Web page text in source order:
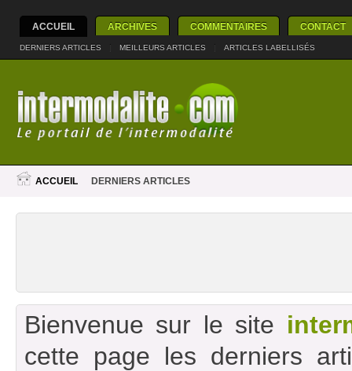
ACCUEIL ARCHIVES COMMENTAIRES CONTACT
DERNIERS ARTICLES | MEILLEURS ARTICLES | ARTICLES LABELLISÉS
ACCUEIL DERNIERS ARTICLES
Bienvenue sur le site
cette page les derniers